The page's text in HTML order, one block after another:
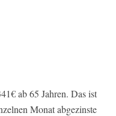
ab 65 Jahren. Das ist
Monat abgezinste